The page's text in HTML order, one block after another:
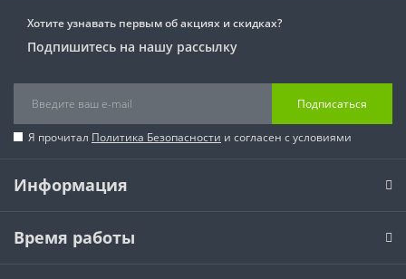
Хотите узнавать первым об акциях и скидках?
Подпишитесь на нашу рассылку
Подписаться
Я прочитал Политика Безопасности и согласен с условиями
Информация
Время работы